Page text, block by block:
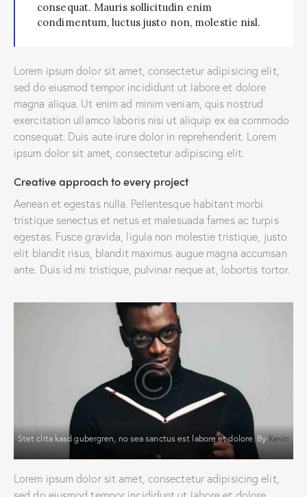
consequat. Mauris sollicitudin enim
condimentum, luctus justo non, molestie nisl.
Lorem ipsum dolor sit amet, consectetur adipisicing elit,
sed do eiusmod tempor incididunt ut labore et dolore
magna aliqua. Ut enim ad minim veniam, quis nostrud
exercitation ullamco laboris nisi ut aliquip ex ea commodo
consequat. Duis aute irure dolor in reprehenderit. Lorem
ipsum dolor sit amet, consectetur adipiscing elit.
Creative approach to every project
Aenean et egestas nulla. Pellentesque habitant morbi
tristique senectus et netus et malesuada fames ac turpis
egestas. Fusce gravida, ligula non molestie tristique, justo
elit blandit risus, blandit maximus augue magna accumsan
ante. Duis id mi tristique, pulvinar neque at, lobortis tortor.
Stet clita kasd gubergren, no sea sanctus est labore et dolore. By Kevin
Smith
Lorem ipsum dolor sit amet, consectetur adipisicing elit,